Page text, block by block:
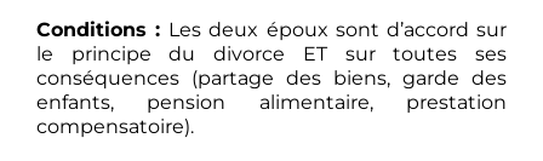
Conditions : Les deux époux sont d’accord sur
le principe du divorce ET sur toutes ses
conséquences (partage des biens, garde des
enfants, pension alimentaire, prestation
compensatoire).